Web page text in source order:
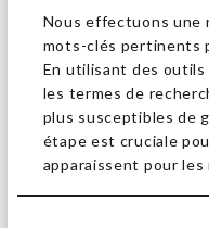
Nous effectuons une
mots-clés pertinents
En utilisant des
les termes de
plus susceptibles de
étape est cruciale
apparaissent pour